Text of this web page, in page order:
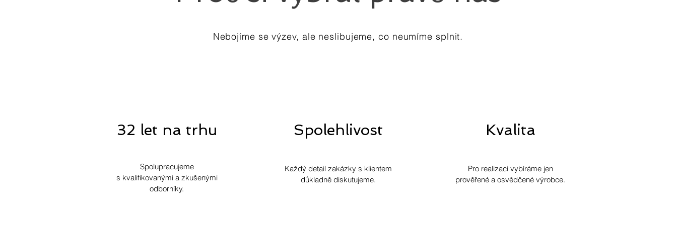
Nebojíme se výzev, ale neslibujeme, co neumíme splnit.
32 let na trhu
Spolupracujeme
s kvalifikovanými a zkušenými
odborníky.
Spolehlivost
Každý detail zakázky s klientem
důkladně diskutujeme.
Kvalita
Pro realizaci vybíráme jen
prověřené a osvědčené výrobce.